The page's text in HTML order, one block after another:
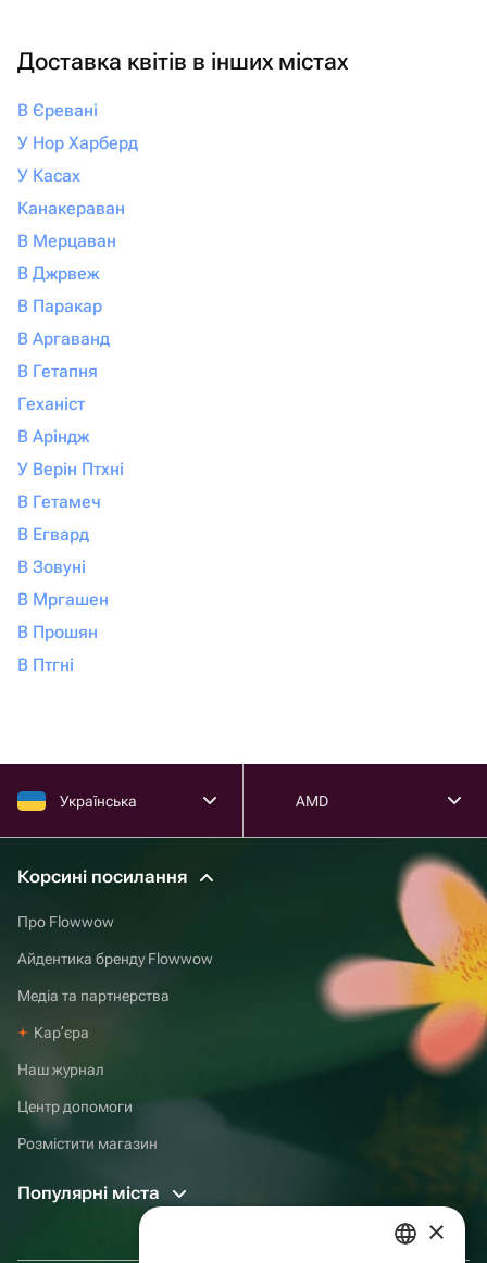
Доставка квітів в інших містах
В Єревані
У Нор Харберд
У Касах
Канакераван
В Мерцаван
В Джрвеж
В Паракар
В Аргаванд
В Гетапня
Геханіст
В Аріндж
У Верін Птхні
В Гетамеч
В Егвард
В Зовуні
В Мргашен
В Прошян
В Птгні
Українська AMD
Корсині посилання
Про Flowwow
Айдентика бренду Flowwow
Медіа та партнерства
Карʼєра
Наш журнал
Центр допомоги
Розмістити магазин
Популярні міста
×